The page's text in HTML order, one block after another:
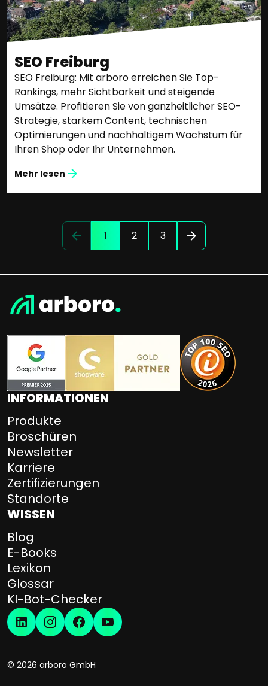
SEO Freiburg
SEO Freiburg: Mit arboro erreichen Sie Top-
Rankings, mehr Sichtbarkeit und steigende
Umsätze. Profitieren Sie von ganzheitlicher SEO-
Strategie, starkem Content, technischen
Optimierungen und nachhaltigem Wachstum für
Ihren Shop oder Ihr Unternehmen.
Mehr lesen
1 2 3
INFORMATIONEN
Produkte
Broschüren
Newsletter
Karriere
Zertifizierungen
Standorte
WISSEN
Blog
E-Books
Lexikon
Glossar
KI-Bot-Checker
© 2026 arboro GmbH